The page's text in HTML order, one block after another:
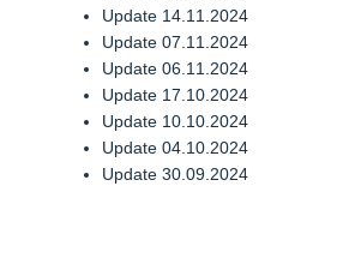
Update 14.11.2024
Update 07.11.2024
Update 06.11.2024
Update 17.10.2024
Update 10.10.2024
Update 04.10.2024
Update 30.09.2024